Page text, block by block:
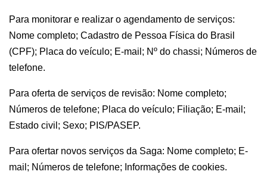
Para monitorar e realizar o agendamento de serviços:
Nome completo; Cadastro de Pessoa Física do Brasil
(CPF); Placa do veículo; E-mail; Nº do chassi; Números de
telefone.
Para oferta de serviços de revisão: Nome completo;
Números de telefone; Placa do veículo; Filiação; E-mail;
Estado civil; Sexo; PIS/PASEP.
Para ofertar novos serviços da Saga: Nome completo; E-
mail; Números de telefone; Informações de cookies.